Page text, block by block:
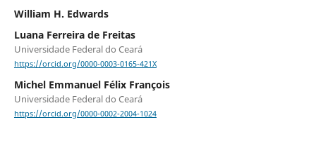
William H. Edwards
Luana Ferreira de Freitas
Universidade Federal do Ceará
https://orcid.org/0000-0003-0165-421X
Michel Emmanuel Félix François
Universidade Federal do Ceará
https://orcid.org/0000-0002-2004-1024